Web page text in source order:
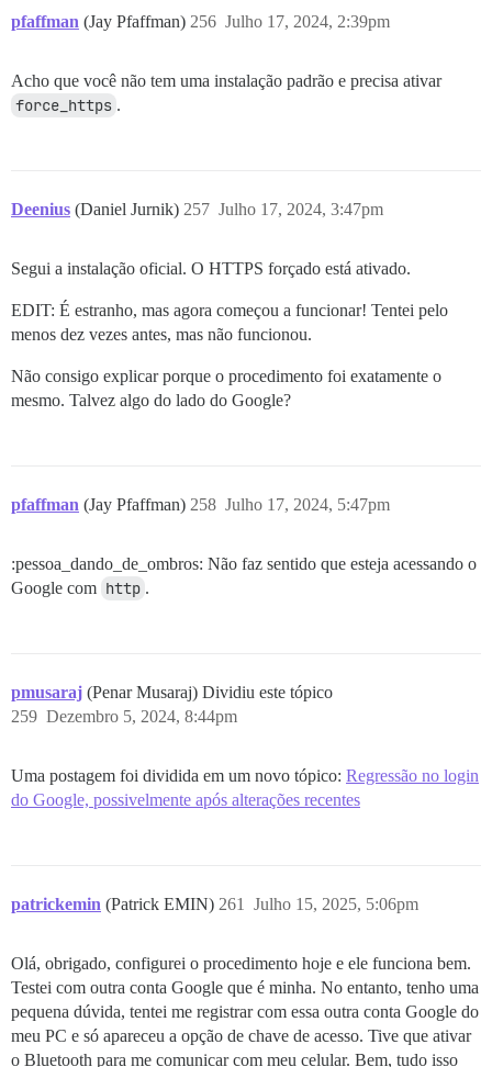
pfaffman (Jay Pfaffman) Julho 17, 2024, 2:39pm
256
Acho que você não tem uma instalação padrão e precisa ativar
force_https .
Deenius (Daniel Jurnik) Julho 17, 2024, 3:47pm
257
Segui a instalação oficial. O HTTPS forçado está ativado.
EDIT: É estranho, mas agora começou a funcionar! Tentei pelo
menos dez vezes antes, mas não funcionou.
Não consigo explicar porque o procedimento foi exatamente o
mesmo. Talvez algo do lado do Google?
pfaffman (Jay Pfaffman) Julho 17, 2024, 5:47pm
258
:pessoa_dando_de_ombros: Não faz sentido que esteja acessando o
Google com http .
pmusaraj (Penar Musaraj) Dividiu este tópico
Dezembro 5, 2024, 8:44pm
259
Uma postagem foi dividida em um novo tópico: Regressão no login
do Google, possivelmente após alterações recentes
patrickemin (Patrick EMIN) Julho 15, 2025, 5:06pm
261
Olá, obrigado, configurei o procedimento hoje e ele funciona bem.
Testei com outra conta Google que é minha. No entanto, tenho uma
pequena dúvida, tentei me registrar com essa outra conta Google do
meu PC e só apareceu a opção de chave de acesso. Tive que ativar
o Bluetooth para me comunicar com meu celular. Bem, tudo isso